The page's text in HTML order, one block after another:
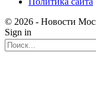
© 2026 - Новости
Sign in